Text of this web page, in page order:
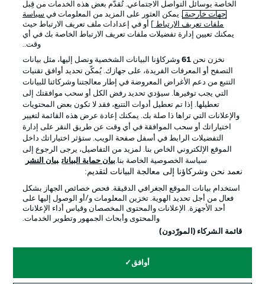
الإعلانات الإخطارات القانونية
شروط الاستخدام القنوات الناقلة
الوظائف جهة النشر
تواصل معنا اللاعبون
© 2026 Bundesliga-Gruppe GmbH
الخاصة بوسائل التواصل الاجتماعي. تُقدَّم بعض هذه الخدمات من قِبل
جهات خارجية . يمكن العثور على المزيد من المعلومات في سياسة
ملفات تعريف الارتباط
] أو في إعدادات ملف تعريف الارتباط حيث
يمكنك تعيين إدارة تفضيلات ملفات تعريف الارتباط الخاصة بك في أي
وقت..
نخزن نحن 61وشركاؤنا البيانات الشخصية ونصل إليها، مثل بيانات
التصفح أو المعرفات الفريدة، على جهازك. يُمكّن تحديد أوافق تقنيات
التتبع من دعم الأغراض المعروضة في إطار معالجتنا وشركائنا للبيانات
التي يجب توفيرها. سيؤدي تحديد رفض الكل أو سحب موافقتك إلى
تعطيلها. إذا تم تعطيل أدوات التتبع، فقد لا تكون بعض المحتويات
والإعلانات التي تراها ذا صلة بك. يمكنك إعادة عرض هذه القائمة لتغيير
اختياراتك أو سحب الموافقة في أي وقت عن طريق النقر على إدارة
التفضيلات الرابط في أسفل صفحة الويب. ستؤثر اختياراتك داخل
الموقع الإلكتروني الخاص بنا. لمزيد من التفاصيل، يرجى الرجوع إلى
سياسة الخصوصية الخاصة بنا.بيان حماية البيانات بيان النشر
نعمد نحن وشركاؤنا إلى معالجة البيانات لتقديم:
استخدام بيانات الموقع الجغرافي الدقيقة. فحص خصائص الجهاز بشكل
فعال من أجل تحديد الهوية. تخزين المعلومات و/أو الوصول إليها على
أحد الأجهزة. الإعلانات والمحتوى المخصصان وقياس أداء الإعلانات
والمحتوى وأبحاث الجمهور وتطوير الخدمات.
قائمة الشركاء (المورّدون)
أوافق